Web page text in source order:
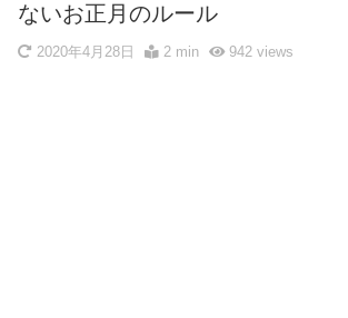
ないお正月のルール
2020年4月28日 2 min 942views